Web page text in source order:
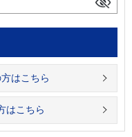
はこちら
はこちら